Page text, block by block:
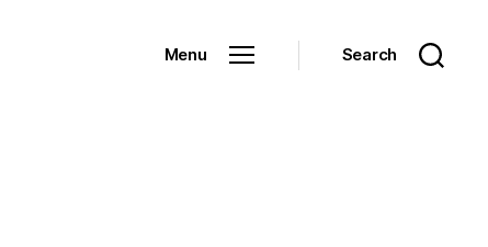
Menu Search